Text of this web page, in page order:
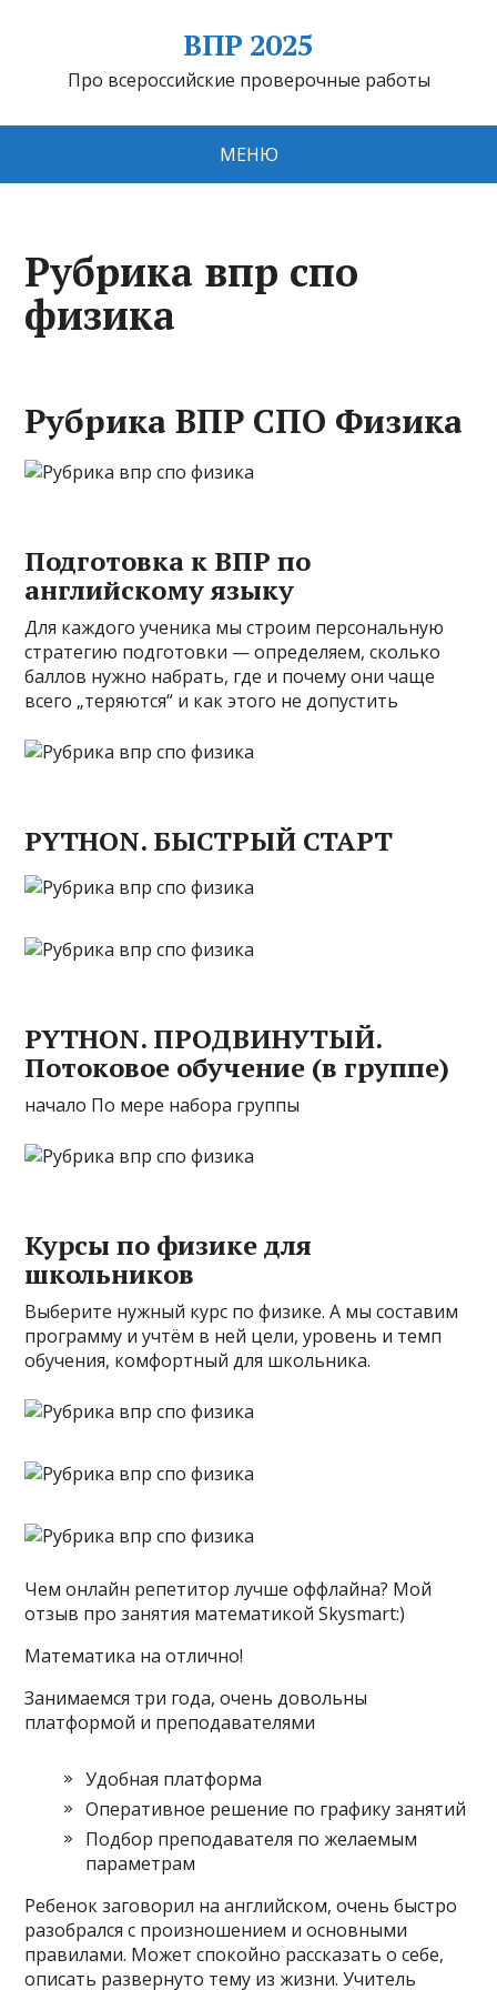
ВПР 2025
Про всероссийские проверочные работы
МЕНЮ
Рубрика впр спо
физика
Рубрика ВПР СПО Физика
Подготовка к ВПР по
английскому языку
Для каждого ученика мы строим персональную
стратегию подготовки — определяем, сколько
баллов нужно набрать, где и почему они чаще
всего „теряются“ и как этого не допустить
PYTHON. БЫСТРЫЙ СТАРТ
PYTHON. ПРОДВИНУТЫЙ.
Потоковое обучение (в группе)
начало По мере набора группы
Курсы по физике для
школьников
Выберите нужный курс по физике. А мы составим
программу и учтём в ней цели, уровень и темп
обучения, комфортный для школьника.
Чем онлайн репетитор лучше оффлайна? Мой
отзыв про занятия математикой Skysmart:)
Математика на отлично!
Занимаемся три года, очень довольны
платформой и преподавателями
Удобная платформа
Оперативное решение по графику занятий
Подбор преподавателя по желаемым
параметрам
Ребенок заговорил на английском, очень быстро
разобрался с произношением и основными
правилами. Может спокойно рассказать о себе,
описать развернуто тему из жизни. Учитель